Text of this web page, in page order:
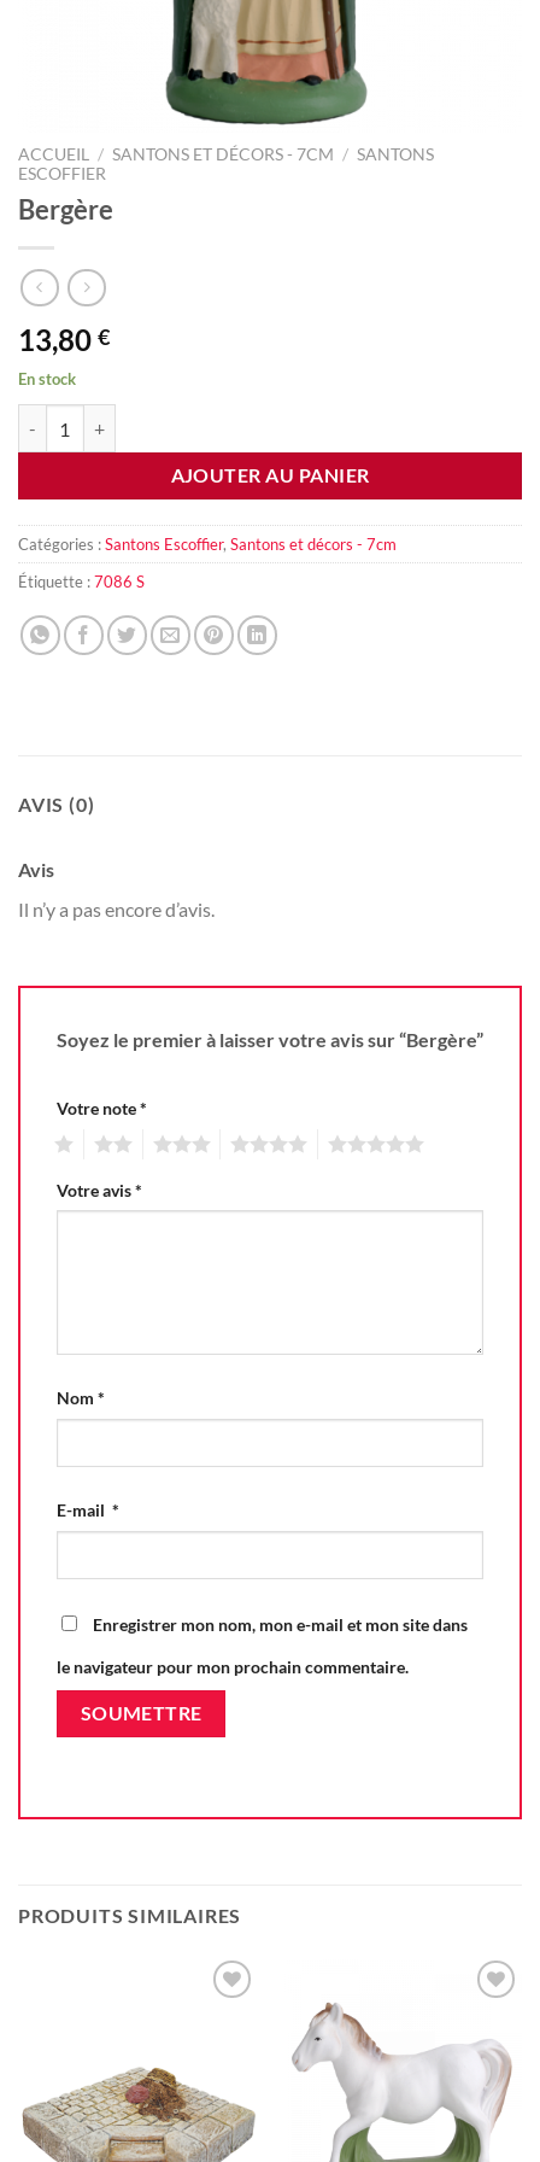
ACCUEIL / SANTONS ET DÉCORS - 7CM / SANTONS
ESCOFFIER
Bergère
13,80 €
En stock
AJOUTER AU PANIER
Catégories :Santons Escoffier, Santons et décors - 7cm
Étiquette :7086 S
AVIS (0)
Avis
Il n’y a pas encore d’avis.
Soyez le premier à laisser votre avis sur “Bergère”
Votre note*
Votre avis*
Nom *
E-mail *
Enregistrer mon nom, mon e-mail et mon site dans
le navigateur pour mon prochain commentaire.
PRODUITS SIMILAIRES
d'envie